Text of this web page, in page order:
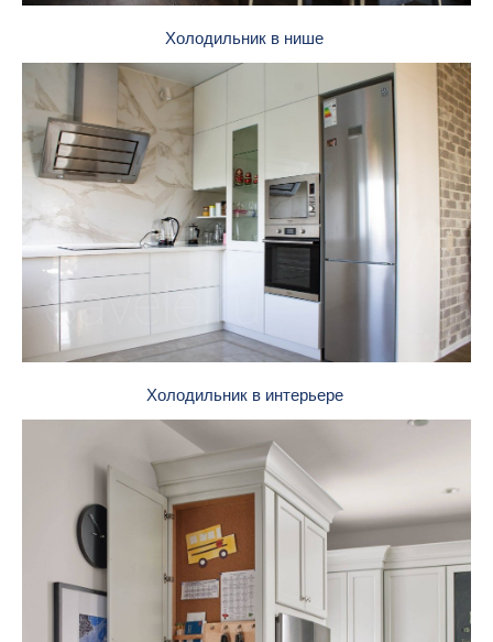
Холодильник в нише
Холодильник в интерьере